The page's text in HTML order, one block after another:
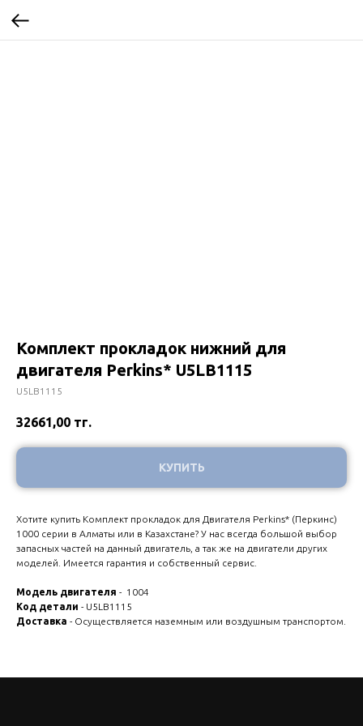
Комплект прокладок нижний для
двигателя Perkins* U5LB1115
U5LB1115
32661,00 тг.
КУПИТЬ
Хотите купить Комплект прокладок для Двигателя Perkins* (Перкинс)
1000 серии в Алматы или в Казахстане? У нас всегда большой выбор
запасных частей на данный двигатель, а так же на двигатели других
моделей. Имеется гарантия и собственный сервис.
Модель двигателя - 1004
Код детали - U5LB1115
Доставка - Осуществляется наземным или воздушным транспортом.